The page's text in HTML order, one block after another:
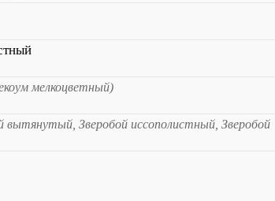
мелкоцветный)
вытянутый, Зверобой иссополистный, Зверобой